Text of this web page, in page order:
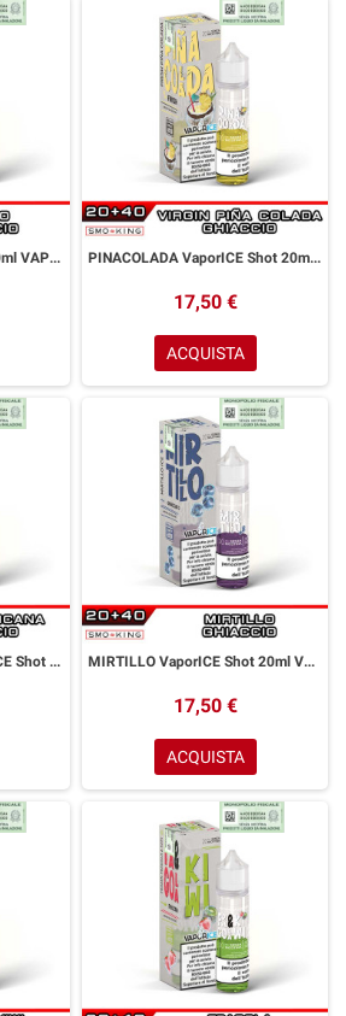
MANGO VaporICE Shot 20ml VAPORART Mango Ice PINACOLADA VaporICE Shot 20ml VAPORART Ananas Batida Cocco Ice
17,50 €
ACQUISTA
UVA AMERICANA VaporICE Shot 20ml VAPORART Uva Ice MIRTILLO VaporICE Shot 20ml VAPORART Mirtillo Ice
17,50 €
ACQUISTA